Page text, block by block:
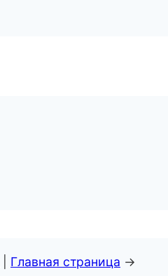
Главная страница →